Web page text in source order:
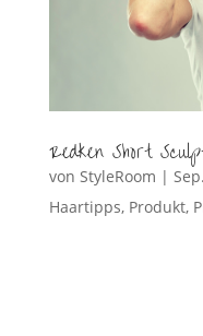
Redken Short
von StyleRoom |
Haartipps, Produkt,